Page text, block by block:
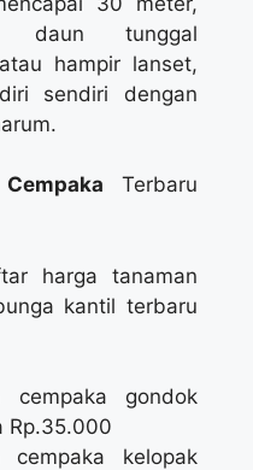
daun tunggal
hampir lanset,
sendiri dengan
Terbaru
harga tanaman
kantil terbaru
cempaka gondok
Rp.35.000
cempaka kelopak